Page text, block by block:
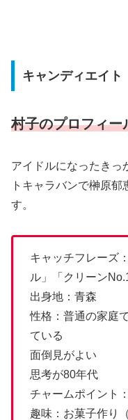
キャンディエイ
村子のプロフィー
アイドルになったきっ
トキャラバンで榊原
す。
キャッチフレーズ
ル」「クリーン
出身地：青森
性格：普通の家庭
ている
面倒見がよい
思考が80年代
チャームポイント
趣味：お菓子作り